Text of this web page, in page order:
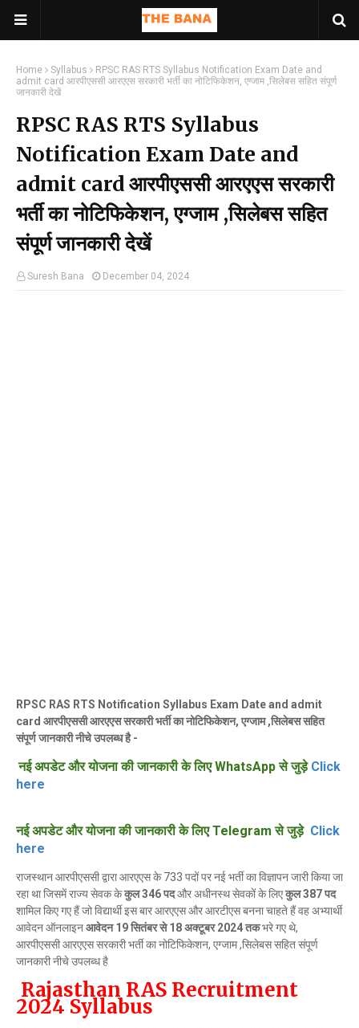
Home Syllabus
RPSC RAS RTS Syllabus Notification Exam Date and
admit card आरपीएससी आरएएस सरकारी भर्ती का नोटिफिकेशन, एग्जाम ,सिलेबस सहित संपूर्ण
जानकारी देखें
RPSC RAS RTS Syllabus
Notification Exam Date and
admit card आरपीएससी आरएएस सरकारी
भर्ती का नोटिफिकेशन, एग्जाम ,सिलेबस सहित
संपूर्ण जानकारी देखें
Suresh Bana December 04, 2024
RPSC RAS RTS Notification Syllabus Exam Date and admit
card आरपीएससी आरएएस सरकारी भर्ती का नोटिफिकेशन, एग्जाम ,सिलेबस सहित
संपूर्ण जानकारी नीचे उपलब्ध है -
नई अपडेट और योजना की जानकारी के लिए WhatsApp से जुड़ेClick
here
नई अपडेट और योजना की जानकारी के लिए Telegram से जुड़ेClick
here
राजस्थान आरपीएससी द्वारा आरएएस के 733 पदों पर नई भर्ती का विज्ञापन जारी किया जा
रहा था जिसमें राज्य सेवक केकुल 346 पदऔर अधीनस्थ सेवकों के लिएकुल 387 पद
शामिल किए गए हैं जो विद्यार्थी इस बार आरएएस और आरटीएस बनना चाहते हैं वह अभ्यार्थी
आवेदन ऑनलाइनआवेदन 19 सितंबर से 18 अक्टूबर 2024 तकभरे गए थे,
आरपीएससी आरएएस सरकारी भर्ती का नोटिफिकेशन, एग्जाम ,सिलेबस सहित संपूर्ण
जानकारी नीचे उपलब्ध है
Rajasthan RAS Recruitment
2024 Syllabus